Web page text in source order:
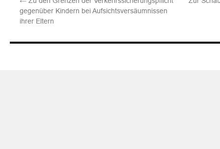
gegenüber Kindern bei Aufsichtsversäumnissen
ihrer Eltern